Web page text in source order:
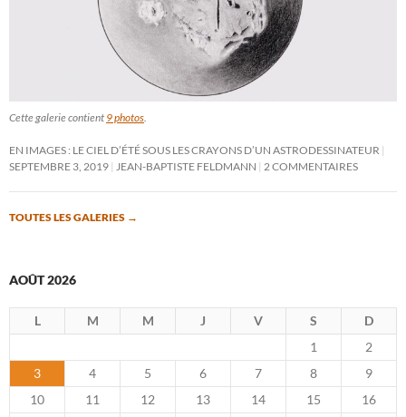
Cette galerie contient 9 photos.
EN IMAGES : LE CIEL D’ÉTÉ SOUS LES CRAYONS D’UN ASTRODESSINATEUR
SEPTEMBRE 3, 2019 JEAN-BAPTISTE FELDMANN 2 COMMENTAIRES
TOUTES LES GALERIES →
AOÛT 2026
L M M J V S
D
1
2
3
4 5 6 7 8
9
10
11 12 13 14 15
16